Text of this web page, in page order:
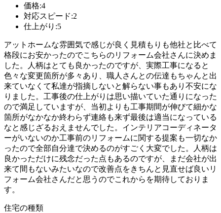
価格:4
対応スピード:2
仕上がり:5
アットホームな雰囲気で感じが良く見積もりも他社と比べて
格段にお安かったのでこちらのリフォーム会社さんに決めま
した。人柄はとても良かったのですが、実際工事になると
色々な変更箇所が多々あり、職人さんとの伝達もちゃんと出
来ていなくて私達が指摘しないと解らない事もあり不安にな
りました。工事後の仕上がりは思い描いていた通りになった
ので満足していますが、当初よりも工事期間が伸びて細かな
箇所がなかなか終わらず連絡も来ず最後は適当になっている
なと感じざるおえませんでした。インテリアコーディネータ
ーがいないのか工事前のリフォームに関する提案も一切なか
ったので全部自分達で決めるのがすごく大変でした。人柄は
良かっただけに残念だった点もあるのですが、まだ会社が出
来て間もないみたいなので改善点をきちんと見直せば良いリ
フォーム会社さんだと思うのでこれからを期待しておりま
す。
住宅の種類